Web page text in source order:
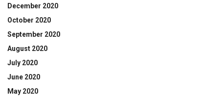
December 2020
October 2020
September 2020
August 2020
July 2020
June 2020
May 2020